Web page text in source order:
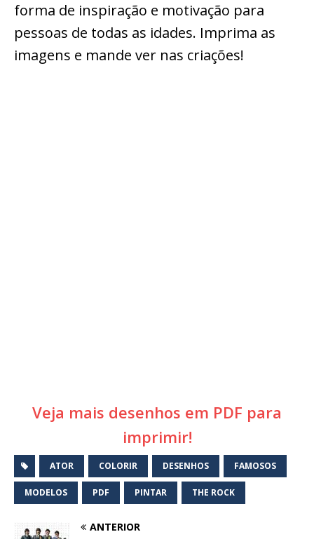
forma de inspiração e motivação para
pessoas de todas as idades. Imprima as
imagens e mande ver nas criações!
Veja mais desenhos em PDF para
imprimir!
ATOR COLORIR DESENHOS FAMOSOS
MODELOS PDF PINTAR THE ROCK
ANTERIOR